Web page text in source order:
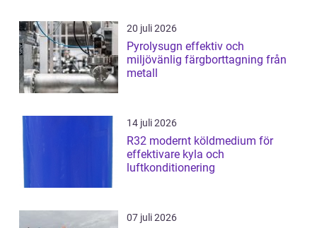
20 juli 2026
Pyrolysugn effektiv och
miljövänlig färgborttagning från
metall
14 juli 2026
R32 modernt köldmedium för
effektivare kyla och
luftkonditionering
07 juli 2026